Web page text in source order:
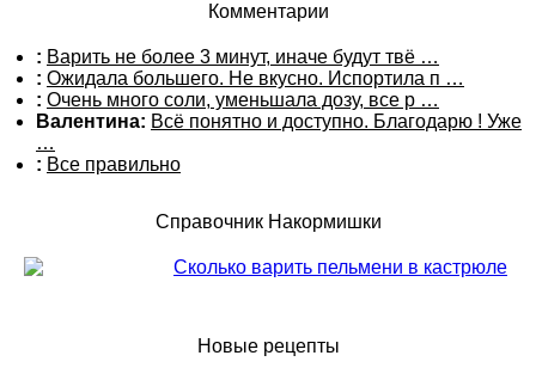
Комментарии
: Варить не более 3 минут, иначе будут твё …
: Ожидала большего. Не вкусно. Испортила п …
: Очень много соли, уменьшала дозу, все р …
Валентина: Всё понятно и доступно. Благодарю ! Уже
…
: Все правильно
Справочник Накормишки
Сколько варить пельмени в кастрюле
Новые рецепты